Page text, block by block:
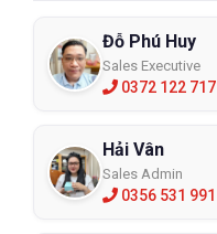
Đỗ Phú Huy
Sales Executive
0372 122 717
Hải Vân
Sales Admin
0356 531 991